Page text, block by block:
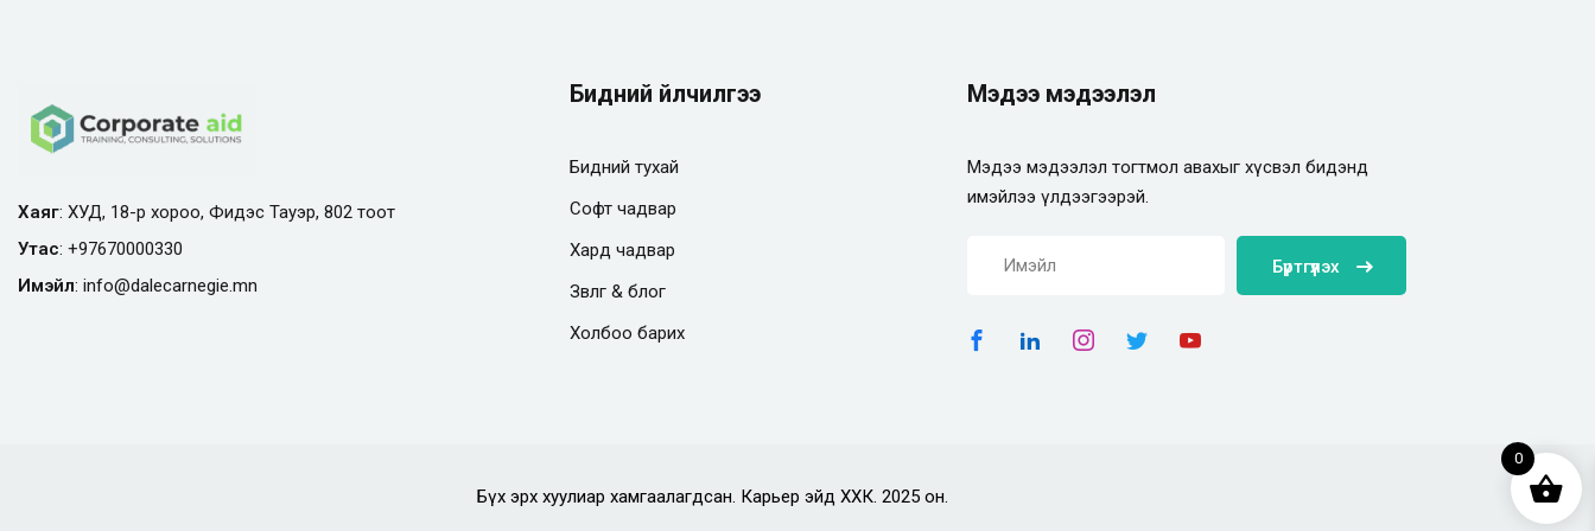
Хаяг: ХУД, 18-р хороо, Фидэс Тауэр, 802 тоот
Утас: +97670000330
Имэйл: info@dalecarnegie.mn
Бидний үйлчилгээ
Бидний тухай
Софт чадвар
Хард чадвар
Зөвлөгөө & блог
Холбоо барих
Мэдээ мэдээлэл
Мэдээ мэдээлэл тогтмол авахыг хүсвэл бидэнд
имэйлээ үлдээгээрэй.
Бүртгүүлэх
Бүх эрх хуулиар хамгаалагдсан. Карьер эйд ХХК. 2025 он.
0